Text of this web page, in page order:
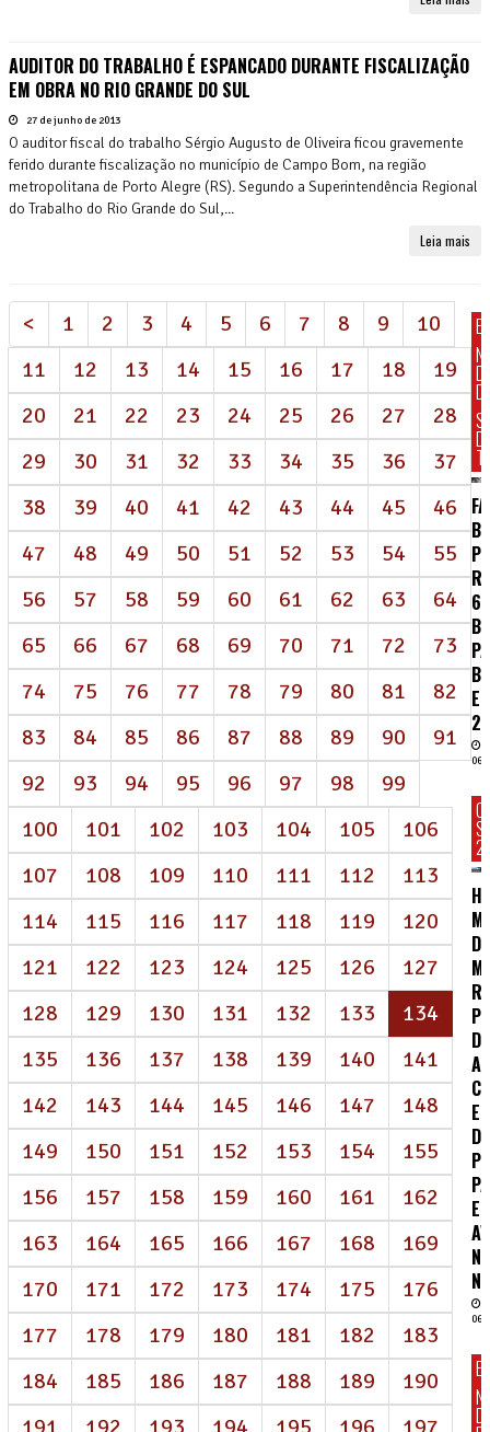
AUDITOR DO TRABALHO É ESPANCADO DURANTE FISCALIZAÇÃO
EM OBRA NO RIO GRANDE DO SUL
27 de junho de 2013
O auditor fiscal do trabalho Sérgio Augusto de Oliveira ficou gravemente
ferido durante fiscalização no município de Campo Bom, na região
metropolitana de Porto Alegre (RS). Segundo a Superintendência Regional
do Trabalho do Rio Grande do Sul,...
Leia mais
< 1 2 3 4 5 6 7 8 9
10
11
12 13 14 15 16 17 18
19
20
21 22 23 24 25 26 27
28
29
30 31 32 33 34 35 36
37
38
39 40 41 42 43 44 45
46
47
48 49 50 51 52 53 54
55
56
57 58 59 60 61 62 63
64
65
66 67 68 69 70 71 72
73
74
75 76 77 78 79 80 81
82
83
84 85 86 87 88 89 90
91
92
93 94 95 96 97 98
99
100
101 102 103 104 105
106
107
108 109 110 111 112
113
114
115 116 117 118 119
120
121
122 123 124 125 126
127
128
129 130 131 132 133 134
135
136 137 138 139 140
141
142
143 144 145 146 147
148
149
150 151 152 153 154
155
156
157 158 159 160 161
162
163
164 165 166 167 168
169
170
171 172 173 174 175
176
177
178 179 180 181 182
183
184
185 186 187 188 189
190
06/
DE
E
06/